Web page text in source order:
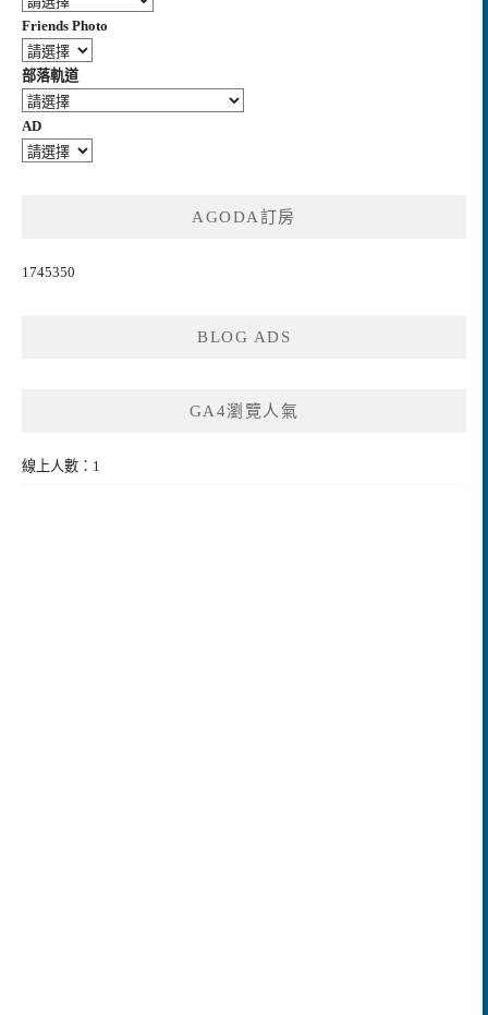
Friends Photo
部落軌道
AD
AGODA訂房
1745350
BLOG ADS
GA4瀏覽人氣
線上人數：1